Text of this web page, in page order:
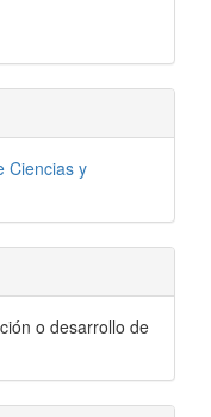
Ciencias y
o desarrollo de